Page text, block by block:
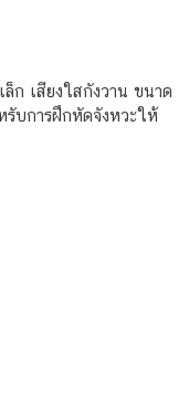
ล็ก เสียงใสกังวาน ขนาด
รับการฝึกหัดจังหวะให้